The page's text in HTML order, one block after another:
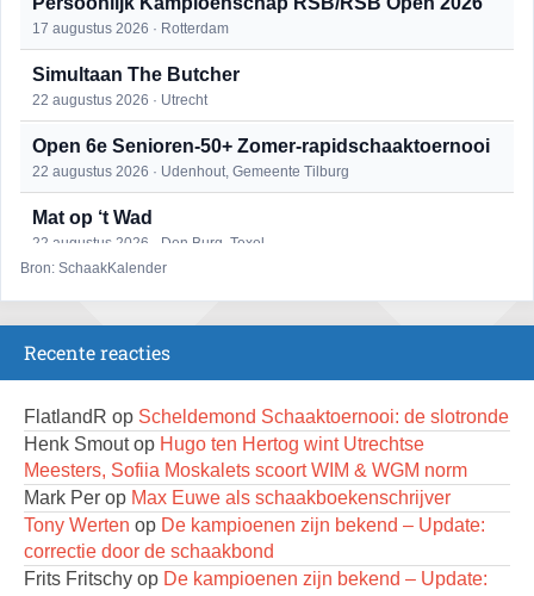
17 augustus 2026 · Rotterdam
Simultaan The Butcher
22 augustus 2026 · Utrecht
Open 6e Senioren-50+ Zomer-rapidschaaktoernooi
22 augustus 2026 · Udenhout, Gemeente Tilburg
Mat op ‘t Wad
22 augustus 2026 · Den Burg, Texel
Open Eemlandtoernooi 2026
DSC Girls Night
27 augustus 2026 · Delft
Nazomervierkampentoernooi 2026
28 augustus 2026 · Assen
KC Open
Bron: SchaakKalender
Recente reacties
FlatlandR op Scheldemond Schaaktoernooi: de slotronde
Henk Smoutop Hugo ten Hertog wint Utrechtse
Meesters, Sofiia Moskalets scoort WIM & WGM norm
Mark Per op Max Euwe als schaakboekenschrijver
Tony Werten op De kampioenen zijn bekend – Update:
correctie door de schaakbond
Frits Fritschy op De kampioenen zijn bekend – Update: